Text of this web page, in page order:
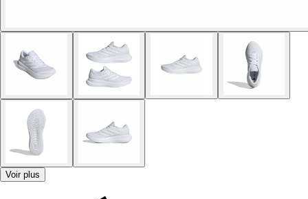
Voir plus